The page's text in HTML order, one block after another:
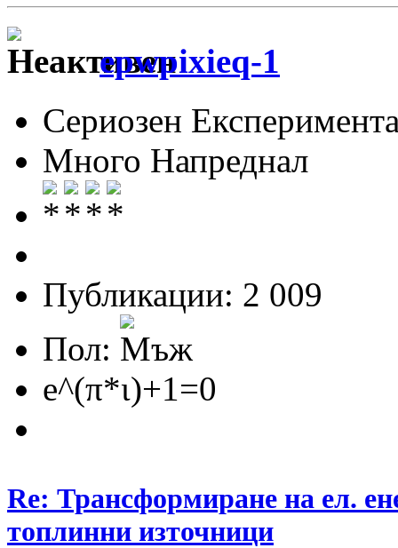
epwpixieq-1
Сериозен
Много Напреднал
Публикации: 2 009
Пол:
e^(π*ι)+1=0
Re: Трансформиране на ел.
топлинни източници